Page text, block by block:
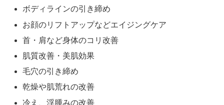
ボディラインの引き締め
お顔のリフトアップなどエイジングケア
首・肩など身体のコリ改善
肌質改善・美肌効果
毛穴の引き締め
乾燥や肌荒れの改善
冷え、浮腫みの改善